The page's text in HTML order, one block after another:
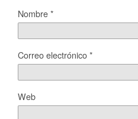
Nombre*
Correo electrónico*
Web